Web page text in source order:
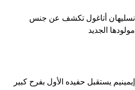
نسليهان أتاغول تكشف عن جنس
مولودها الجديد
إيمينيم يستقبل حفيده الأول بفرح كبير